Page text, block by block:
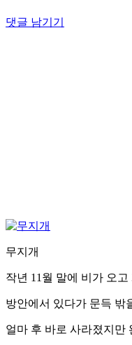
댓글 남기기
무지개
작년 11월 말에 비가 오
방안에서 있다가 문득 밖
얼마 후 바로 사라졌지만